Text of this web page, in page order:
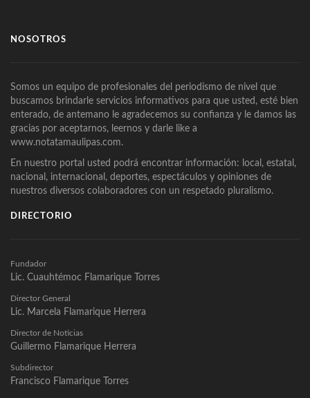
NOSOTROS
Somos un equipo de profesionales del periodismo de nivel que
buscamos brindarle servicios informativos para que usted, esté bien
enterado, de antemano le agradecemos su confianza y le damos las
gracias por aceptarnos, leernos y darle like a
www.notatamaulipas.com.
En nuestro portal usted podrá encontrar información: local, estatal,
nacional, internacional, deportes, espectáculos y opiniones de
nuestros diversos colaboradores con un respetado pluralismo.
DIRECTORIO
Fundador
Lic. Cuauhtémoc Flamarique Torres
Director General
Lic. Marcela Flamarique Herrera
Director de Noticias
Guillermo Flamarique Herrera
Subdirector
Francisco Flamarique Torres